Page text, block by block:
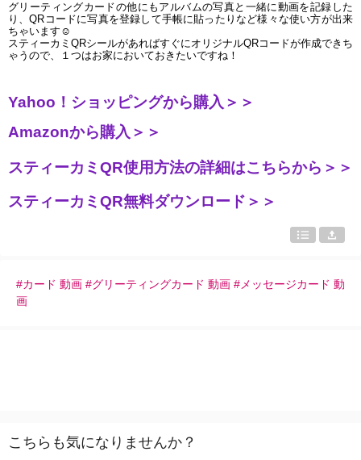
グリーティングカードの他にもアルバムの写真と一緒に動画を記録した
り、QRコードに写真を登録して手帳に貼ったりなど様々な使い方が出来
ちゃいます ☺
スティーカミQRシールがあればすぐにオリジナルQRコードが作成できち
ゃうので、１つはお家においておきたいですね！
Yahoo！ショッピングから購入＞＞
Amazonから購入＞＞
スティーカミQR使用方法の詳細はこちらから＞＞
スティーカミQR無料ダウンロード＞＞
#カード 動画 #グリーティングカード 動画 #メッセージカード 動
画
こちらも気になりませんか？